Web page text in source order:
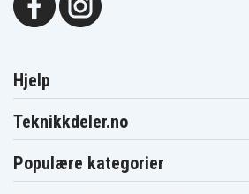
Hjelp
Teknikkdeler.no
Populære kategorier